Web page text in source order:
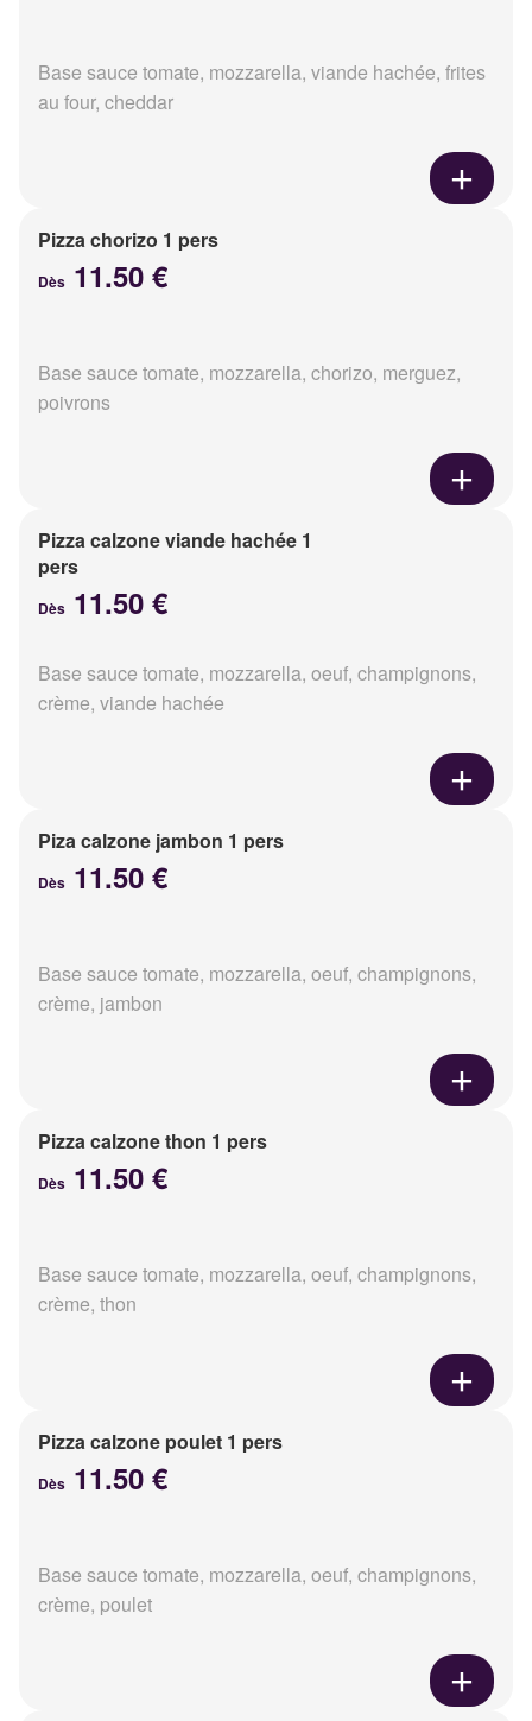
Base sauce tomate, mozzarella, viande hachée, frites
au four, cheddar
Pizza chorizo 1 pers
Dès 11.50 €
Base sauce tomate, mozzarella, chorizo, merguez,
poivrons
Pizza calzone viande hachée 1
pers
Dès 11.50 €
Base sauce tomate, mozzarella, oeuf, champignons,
crème, viande hachée
Piza calzone jambon 1 pers
Dès 11.50 €
Base sauce tomate, mozzarella, oeuf, champignons,
crème, jambon
Pizza calzone thon 1 pers
Dès 11.50 €
Base sauce tomate, mozzarella, oeuf, champignons,
crème, thon
Pizza calzone poulet 1 pers
Dès 11.50 €
Base sauce tomate, mozzarella, oeuf, champignons,
crème, poulet